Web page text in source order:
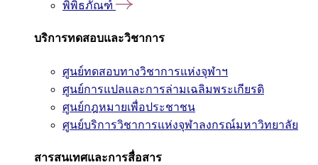
พิพิธภัณฑ์
บริการทดสอบและวิชาการ
ศูนย์ทดสอบทางวิชาการแห่งจุฬาฯ
ศูนย์การแปลและการล่ามเฉลิมพระเกียรติ
ศูนย์กฎหมายเพื่อประชาชน
ศูนย์บริการวิชาการแห่งจุฬาลงกรณ์มหาวิทยาลัย
สารสนเทศและการสื่อสาร